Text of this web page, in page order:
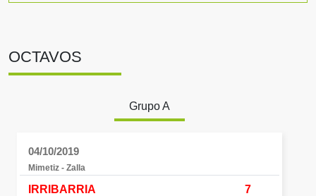
OCTAVOS
Grupo A
04/10/2019
Mimetiz - Zalla
IRRIBARRIA 7